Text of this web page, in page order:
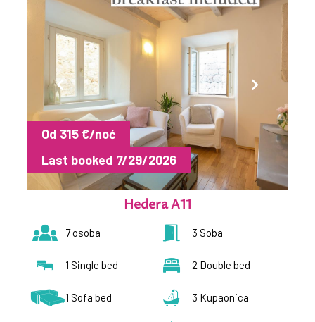
Od 315 €/noć
Last booked 7/29/2026
Hedera A11
7 osoba 3 Soba
1 Single bed 2 Double bed
1 Sofa bed 3 Kupaonica